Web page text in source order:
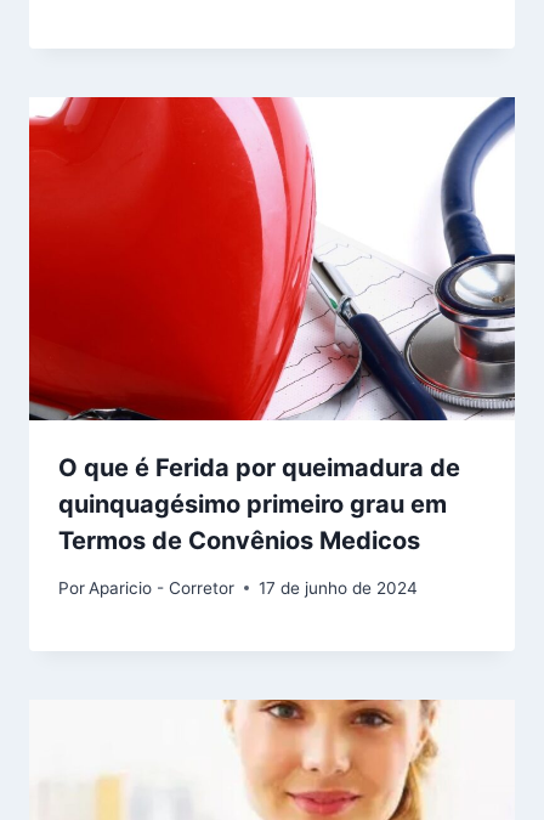
O que é Ferida por queimadura de
quinquagésimo primeiro grau em
Termos de Convênios Medicos
PorAparicio - Corretor 17 de junho de 2024